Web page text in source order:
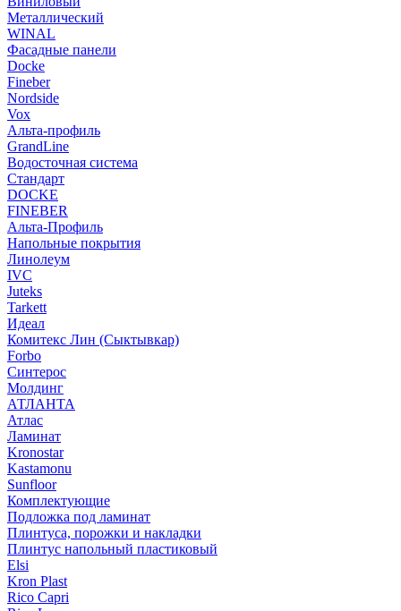
Металлический
WINAL
Фасадные панели
Docke
Fineber
Nordside
Vox
Альта-профиль
GrandLine
Водосточная система
Стандарт
DOCKE
FINEBER
Альта-Профиль
Напольные покрытия
Линолеум
IVC
Juteks
Tarkett
Идеал
Комитекс Лин (Сыктывкар)
Forbo
Синтерос
Молдинг
АТЛАНТА
Атлас
Ламинат
Kronostar
Kastamonu
Sunfloor
Комплектующие
Подложка под ламинат
Плинтуса, порожки и накладки
Плинтус напольный пластиковый
Elsi
Kron Plast
Rico Capri